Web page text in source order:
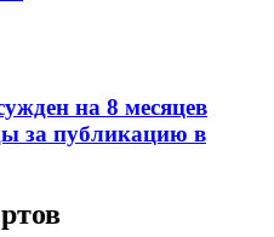
на 8 месяцев
за публикацию в